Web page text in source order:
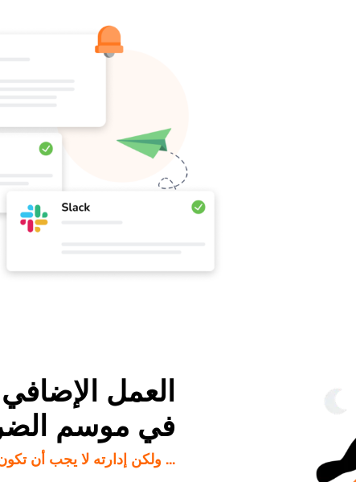
العمل
في موسم
... ولكن إدارته لا يجب أن